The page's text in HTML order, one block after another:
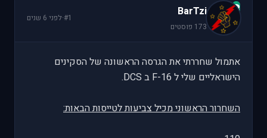
B
BarTzi
173 פוסטים
#1
·לפני 6 שנים
אתמול שחררתי את הגרסה הראשונה של הסקינים
הישראליים שלי ל F-16 ב DCS.
השחרור הראשוני מכיל צביעות לטייסות הבאות: